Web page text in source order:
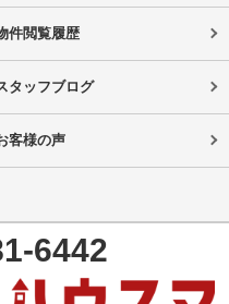
件閲覧履歴
タッフブログ
客様の声
6442